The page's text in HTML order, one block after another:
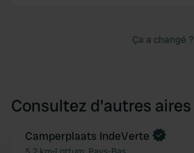
Ça a changé ?
Consultez d'autres
Reserve maintenant
Camperplaats IndeVerte